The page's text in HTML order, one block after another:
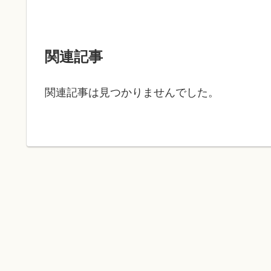
関連記事
関連記事は見つかりませんでした。